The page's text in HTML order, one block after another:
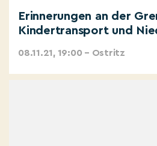
Erinnerungen an der
Kindertransport und
08.11.21, 19:00 – Ostritz